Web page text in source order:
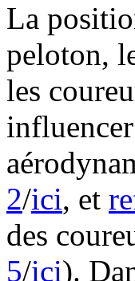
La
peloton,
les
2/ici, et
des
5/ici).